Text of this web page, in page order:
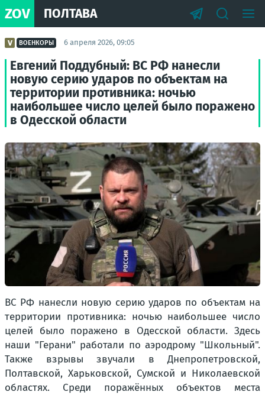
ZOV ПОЛТАВА
ВОЕНКОРЫ 6 апреля 2026, 09:05
Евгений Поддубный: ВС РФ нанесли
новую серию ударов по объектам на
территории противника: ночью
наибольшее число целей было поражено
в Одесской области
ВС РФ нанесли новую серию ударов по объектам на
территории противника: ночью наибольшее число
целей было поражено в Одесской области. Здесь
наши "Герани" работали по аэродрому "Школьный".
Также взрывы звучали в Днепропетровской,
Полтавской, Харьковской, Сумской и Николаевской
областях. Среди поражённых объектов места